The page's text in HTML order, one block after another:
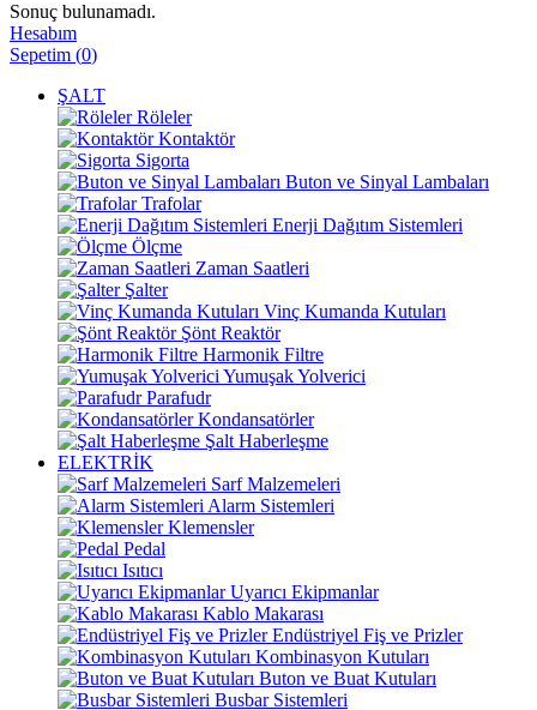
Sonuç bulunamadı.
Hesabım
Sepetim (0)
ŞALT
Röleler
Kontaktör
Sigorta
Buton ve Sinyal Lambaları
Trafolar
Enerji Dağıtım Sistemleri
Ölçme
Zaman Saatleri
Şalter
Vinç Kumanda Kutuları
Şönt Reaktör
Harmonik Filtre
Yumuşak Yolverici
Parafudr
Kondansatörler
Şalt Haberleşme
ELEKTRİK
Sarf Malzemeleri
Alarm Sistemleri
Klemensler
Pedal
Isıtıcı
Uyarıcı Ekipmanlar
Kablo Makarası
Endüstriyel Fiş ve Prizler
Kombinasyon Kutuları
Buton ve Buat Kutuları
Busbar Sistemleri